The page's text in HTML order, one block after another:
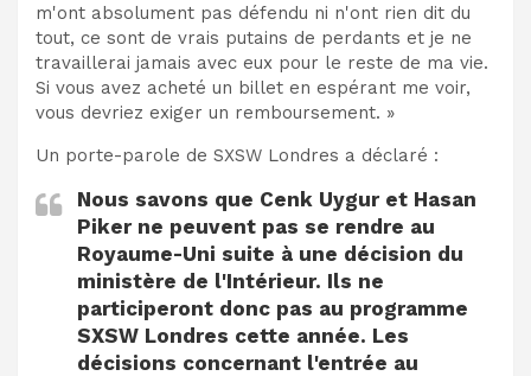
m'ont absolument pas défendu ni n'ont rien dit du
tout, ce sont de vrais putains de perdants et je ne
travaillerai jamais avec eux pour le reste de ma vie.
Si vous avez acheté un billet en espérant me voir,
vous devriez exiger un remboursement. »
Un porte-parole de SXSW Londres a déclaré :
Nous savons que Cenk Uygur et Hasan
Piker ne peuvent pas se rendre au
Royaume-Uni suite à une décision du
ministère de l'Intérieur. Ils ne
participeront donc pas au programme
SXSW Londres cette année. Les
décisions concernant l'entrée au